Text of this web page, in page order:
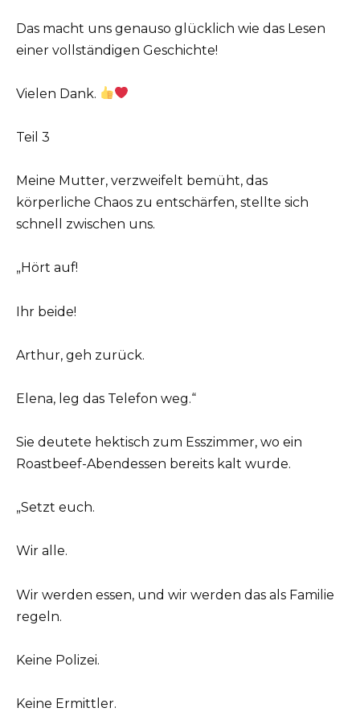
Das macht uns genauso glücklich wie das Lesen
einer vollständigen Geschichte!
Vielen Dank.
Teil 3
Meine Mutter, verzweifelt bemüht, das
körperliche Chaos zu entschärfen, stellte sich
schnell zwischen uns.
„Hört auf!
Ihr beide!
Arthur, geh zurück.
Elena, leg das Telefon weg.“
Sie deutete hektisch zum Esszimmer, wo ein
Roastbeef-Abendessen bereits kalt wurde.
„Setzt euch.
Wir alle.
Wir werden essen, und wir werden das als Familie
regeln.
Keine Polizei.
Keine Ermittler.